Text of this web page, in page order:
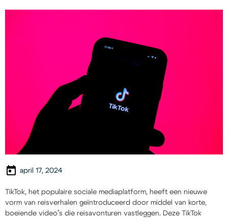
april 17, 2024
TikTok, het populaire sociale mediaplatform, heeft een nieuwe
vorm van reisverhalen geïntroduceerd door middel van korte,
boeiende video’s die reisavonturen vastleggen. Deze TikTok